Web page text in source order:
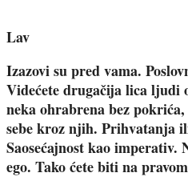
Lav
Izazovi su pred vama.
Videćete drugačija lica ljudi
neka ohrabrena bez
sebe kroz njih. Prihvatanja
Saosećajnost kao imperativ.
ego. Tako ćete biti na